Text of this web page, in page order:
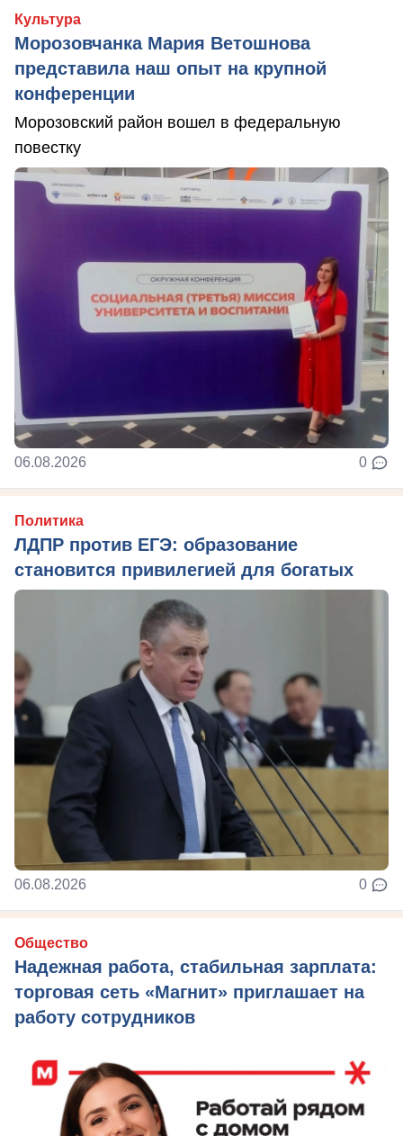
Культура
Морозовчанка Мария Ветошнова
представила наш опыт на крупной
конференции
Морозовский район вошел в федеральную
повестку
06.08.2026 0
Политика
ЛДПР против ЕГЭ: образование
становится привилегией для богатых
06.08.2026 0
Общество
Надежная работа, стабильная зарплата:
торговая сеть «Магнит» приглашает на
работу сотрудников